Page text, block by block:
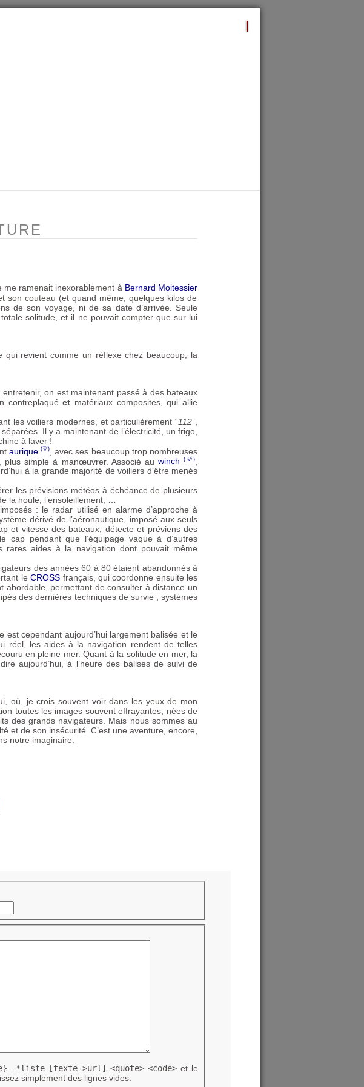
me ramenait inexorablement à Bernard Moitessier
son couteau (et quand même, quelques kilos de
de son voyage, ni de sa date d’arrivée. Seule
solitude, et il ne pouvait compter que sur lui
qui revient comme un réflexe chez beaucoup, la
on est maintenant passé à des bateaux
contreplaquéet matériaux composites, qui allie
les voiliers modernes, et particulièrement “112”,
Il y a maintenant de l’électricité, un frigo,
à laver !
aurique
, avec ses beaucoup trop nombreuses
plus simple à manœuvrer. Associé auwinch
à la grande majorité de voiliers d’être menés
les prévisions météos à échéance de plusieurs
la houle, l’ensoleillement, …
: le radar utilisé en alarme d’approche à
dérivé de l’aéronautique, imposé aux seuls
et vitesse des bateaux, détecte et préviens des
cap pendant que l’équipage vaque à d’autres
aides à la navigation dont pouvait même
des années 60 à 80 étaient abandonnés à
leCROSS français, qui coordonne ensuite les
abordable, permettant de consulter à distance un
des dernières techniques de survie ; systèmes
cependant aujourd’hui largement balisée et le
réel, les aides à la navigation rendent de telles
en pleine mer. Quant à la solitude en mer, la
aujourd’hui, à l’heure des balises de suivi de
où, je crois souvent voir dans les yeux de mon
toutes les images souvent effrayantes, nées de
des grands navigateurs. Mais nous sommes au
et de son insécurité. C’est une aventure, encore,
notre imaginaire.
-*liste [texte->url] <quote> <code>et le
simplement des lignes vides.